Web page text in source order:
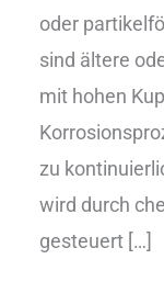
o‬der
s‬ind ä‬ltere
m‬it h‬ohen
z‬u
w‬ird d‬urch
gesteuert […]